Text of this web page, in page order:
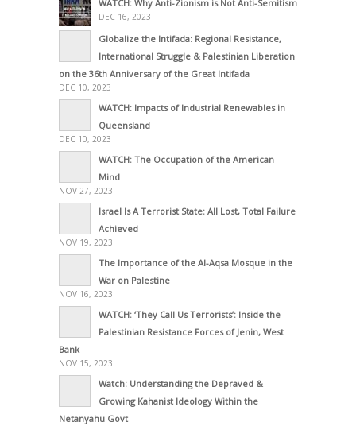
WATCH: Why Anti-Zionism is Not Anti-Semitism
DEC 16, 2023
Globalize the Intifada: Regional Resistance,
International Struggle & Palestinian Liberation
on the 36th Anniversary of the Great Intifada
DEC 10, 2023
WATCH: Impacts of Industrial Renewables in
Queensland
DEC 10, 2023
WATCH: The Occupation of the American
Mind
NOV 27, 2023
Israel Is A Terrorist State: All Lost, Total Failure
Achieved
NOV 19, 2023
The Importance of the Al-Aqsa Mosque in the
War on Palestine
NOV 16, 2023
WATCH: ‘They Call Us Terrorists’: Inside the
Palestinian Resistance Forces of Jenin, West
Bank
NOV 15, 2023
Watch: Understanding the Depraved &
Growing Kahanist Ideology Within the
Netanyahu Govt